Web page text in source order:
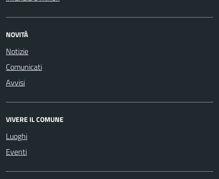
NOVITÀ
Notizie
Comunicati
Avvisi
VIVERE IL COMUNE
Luoghi
Eventi